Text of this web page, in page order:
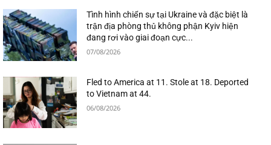
Tình hình chiến sự tại Ukraine và đặc biệt là
trận địa phòng thủ không phận Kyiv hiện
đang rơi vào giai đoạn cực...
07/08/2026
Fled to America at 11. Stole at 18. Deported
to Vietnam at 44.
06/08/2026